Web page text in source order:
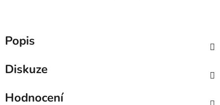
Popis
Diskuze
Hodnocení